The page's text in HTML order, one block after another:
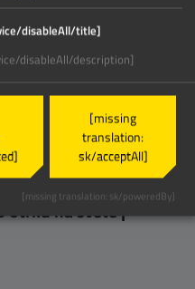
description]
štrku na svete |
disableAll/title]
disableAll/description]
[missing
translation:
sk/acceptAll]
[missing translation: sk/poweredBy]